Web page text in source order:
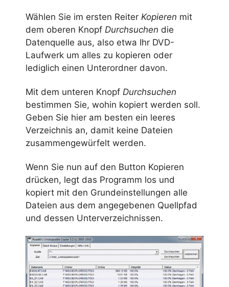
Wählen Sie im ersten Reiter Kopieren mit
dem oberen Knopf Durchsuchen die
Datenquelle aus, also etwa Ihr DVD-
Laufwerk um alles zu kopieren oder
lediglich einen Unterordner davon.
Mit dem unteren Knopf Durchsuchen
bestimmen Sie, wohin kopiert werden soll.
Geben Sie hier am besten ein leeres
Verzeichnis an, damit keine Dateien
zusammengewürfelt werden.
Wenn Sie nun auf den Button Kopieren
drücken, legt das Programm los und
kopiert mit den Grundeinstellungen alle
Dateien aus dem angegebenen Quellpfad
und dessen Unterverzeichnissen.